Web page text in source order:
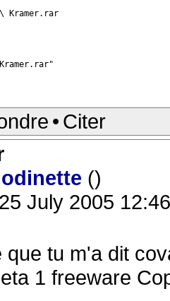
Kramer.rar
• Citer
()
July 2005
que tu m'a dit
1 freeware